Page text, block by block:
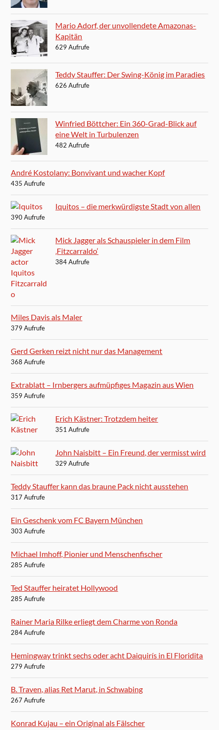
Mario Adorf, der unvollendete Amazonas-
Kapitän
629 Aufrufe
Teddy Stauffer: Der Swing-König im Paradies
626 Aufrufe
Winfried Böttcher: Ein 360-Grad-Blick auf
eine Welt in Turbulenzen
482 Aufrufe
André Kostolany: Bonvivant und wacher Kopf
435 Aufrufe
Iquitos – die merkwürdigste Stadt von allen
390 Aufrufe
Mick Jagger als Schauspieler in dem Film
‚Fitzcarraldo‘
384 Aufrufe
Miles Davis als Maler
379 Aufrufe
Gerd Gerken reizt nicht nur das Management
368 Aufrufe
Extrablatt – Irnbergers aufmüpfiges Magazin aus Wien
359 Aufrufe
Erich Kästner: Trotzdem heiter
351 Aufrufe
John Naisbitt – Ein Freund, der vermisst wird
329 Aufrufe
Teddy Stauffer kann das braune Pack nicht ausstehen
317 Aufrufe
Ein Geschenk vom FC Bayern München
303 Aufrufe
Michael Imhoff, Pionier und Menschenfischer
285 Aufrufe
Ted Stauffer heiratet Hollywood
285 Aufrufe
Rainer Maria Rilke erliegt dem Charme von Ronda
284 Aufrufe
Hemingway trinkt sechs oder acht Daiquirís in El Floridita
279 Aufrufe
B. Traven, alias Ret Marut, in Schwabing
267 Aufrufe
Konrad Kujau – ein Original als Fälscher